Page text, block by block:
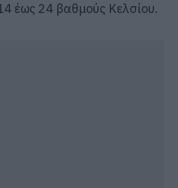
έως 24 βαθμούς Κελσίου.